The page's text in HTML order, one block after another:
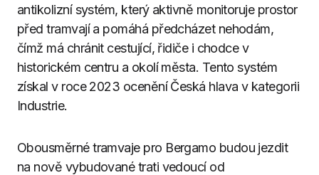
antikolizní systém, který aktivně monitoruje prostor
před tramvají a pomáhá předcházet nehodám,
čímž má chránit cestující, řidiče i chodce v
historickém centru a okolí města. Tento systém
získal v roce 2023 ocenění Česká hlava v kategorii
Industrie.
Obousměrné tramvaje pro Bergamo budou jezdit
na nově vybudované trati vedoucí od